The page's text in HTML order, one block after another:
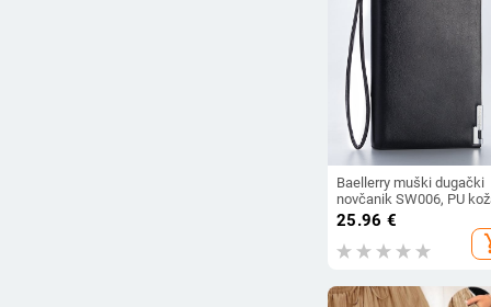
Baellerry muški dugački
novčanik SW006, PU
poslovni stil, kopča i
zatvarač, podstava
25.96 €